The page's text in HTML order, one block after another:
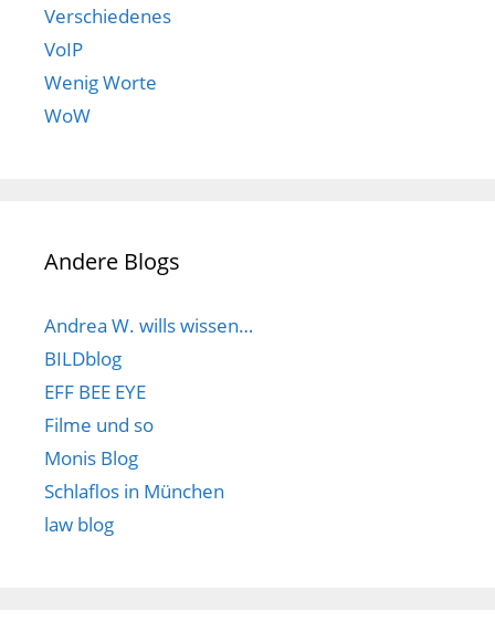
Verschiedenes
VoIP
Wenig Worte
WoW
Andere Blogs
Andrea W. wills wissen…
BILDblog
EFF BEE EYE
Filme und so
Monis Blog
Schlaflos in München
law blog